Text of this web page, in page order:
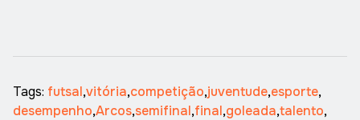
Tags: futsal,vitória,competição,juventude,esporte,
desempenho,Arcos,semifinal,final,goleada,talento,